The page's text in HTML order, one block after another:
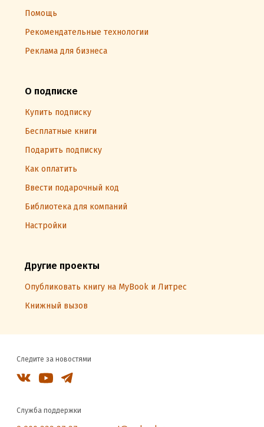
Помощь
Рекомендательные технологии
Реклама для бизнеса
О подписке
Купить подписку
Бесплатные книги
Подарить подписку
Как оплатить
Ввести подарочный код
Библиотека для компаний
Настройки
Другие проекты
Опубликовать книгу на MyBook и Литрес
Книжный вызов
Следите за новостями
Служба поддержки